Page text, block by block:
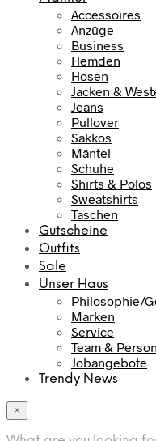
Accessoires
Anzüge
Business
Hemden
Hosen
Jacken &
Jeans
Pullover
Sakkos
Mäntel
Schuhe
Shirts & Polos
Sweatshirts
Taschen
Gutscheine
Outfits
Sale
Unser Haus
Philosophie/
Marken
Service
Team &
Jobangebote
Trendy News
×